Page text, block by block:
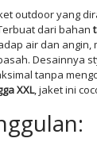
outdoor yang
dari bahan
air dan angin,
Desainnya
tanpa
XXL, jaket ini